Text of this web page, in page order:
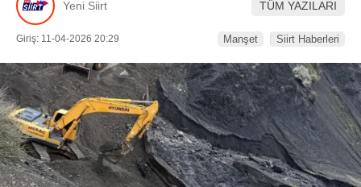
BAYKAN
ŞIRVAN
TILLO
GÜNDEM
NÖBETÇI ECZANELER
Yeni Siirt TÜM YAZILARI
Giriş: 11-04-2026 20:29 Manşet Siirt Haberleri